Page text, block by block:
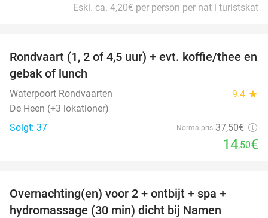
Eskl. ca. 4,20€ per person per nat i turistskat
61%
Rondvaart (1, 2 of 4,5 uur) + evt. koffie/thee en
gebak of lunch
Waterpoort Rondvaarten 9.4 star
De Heen (+3 lokationer)
Solgt: 37
Normalpris 37,50€
14,50€
Overnachting(en) voor 2 + ontbijt + spa +
hydromassage (30 min) dicht bij Namen